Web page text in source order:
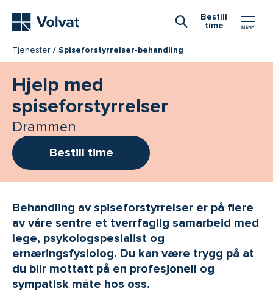
Bestill
time
Tjenester Spiseforstyrrelser-behandling
Hjelp med
spiseforstyrrelser
Drammen
Bestill time
Behandling av spiseforstyrrelser er på flere
av våre sentre et tverrfaglig samarbeid med
lege, psykologspesialist og
ernæringsfysiolog. Du kan være trygg på at
du blir mottatt på en profesjonell og
sympatisk måte hos oss.